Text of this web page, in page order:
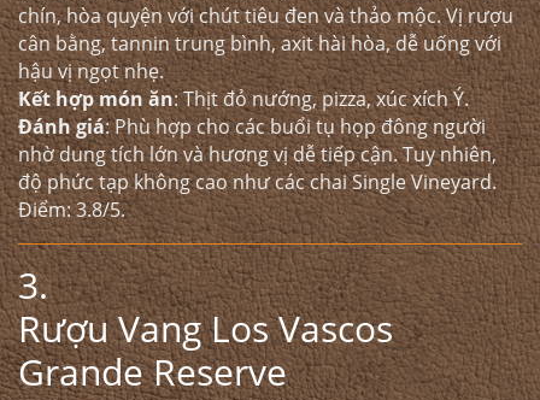
chín, hòa quyện với chút tiêu đen và thảo mộc. Vị rượu
cân bằng, tannin trung bình, axit hài hòa, dễ uống với
hậu vị ngọt nhẹ.
Kết hợp món ăn: Thịt đỏ nướng, pizza, xúc xích Ý.
Đánh giá: Phù hợp cho các buổi tụ họp đông người
nhờ dung tích lớn và hương vị dễ tiếp cận. Tuy nhiên,
độ phức tạp không cao như các chai Single Vineyard.
Điểm: 3.8/5.
3.
Rượu Vang Los Vascos
Grande Reserve